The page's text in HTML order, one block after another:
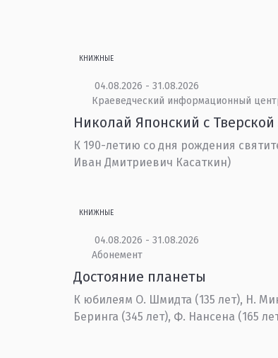
КНИЖНЫЕ
04.08.2026 - 31.08.2026
Краеведческий информационный
Николай Японский с Тверской
К 190-летию со дня рождения
Иван Дмитриевич Касаткин)
КНИЖНЫЕ
04.08.2026 - 31.08.2026
Абонемент
Достояние планеты
К юбилеям О. Шмидта (135 лет), Н.
Беринга (345 лет), Ф. Нансена (165